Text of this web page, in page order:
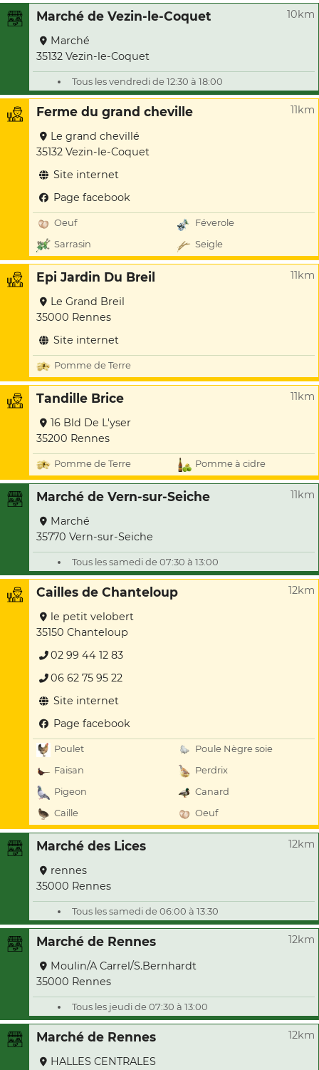
Marché de Vezin-le-Coquet 10km
Marché
35132 Vezin-le-Coquet
Tous les vendredi de 12:30 à 18:00
Ferme du grand cheville 11km
Le grand chevillé
35132 Vezin-le-Coquet
Site internet
Page facebook
Oeuf
Féverole
Sarrasin
Seigle
Epi Jardin Du Breil 11km
Le Grand Breil
35000 Rennes
Site internet
Pomme de Terre
Tandille Brice 11km
16 Bld De L'yser
35200 Rennes
Pomme de Terre Pomme à cidre
Marché de Vern-sur-Seiche 11km
Marché
35770 Vern-sur-Seiche
Tous les samedi de 07:30 à 13:00
Cailles de Chanteloup 12km
le petit velobert
35150 Chanteloup
02 99 44 12 83
06 62 75 95 22
Site internet
Page facebook
Poulet
Poule Nègre soie
Faisan
Perdrix
Pigeon
Canard
Caille
Oeuf
Marché des Lices 12km
rennes
35000 Rennes
Tous les samedi de 06:00 à 13:30
Marché de Rennes 12km
Moulin/A Carrel/S.Bernhardt
35000 Rennes
Tous les jeudi de 07:30 à 13:00
Marché de Rennes 12km
HALLES CENTRALES